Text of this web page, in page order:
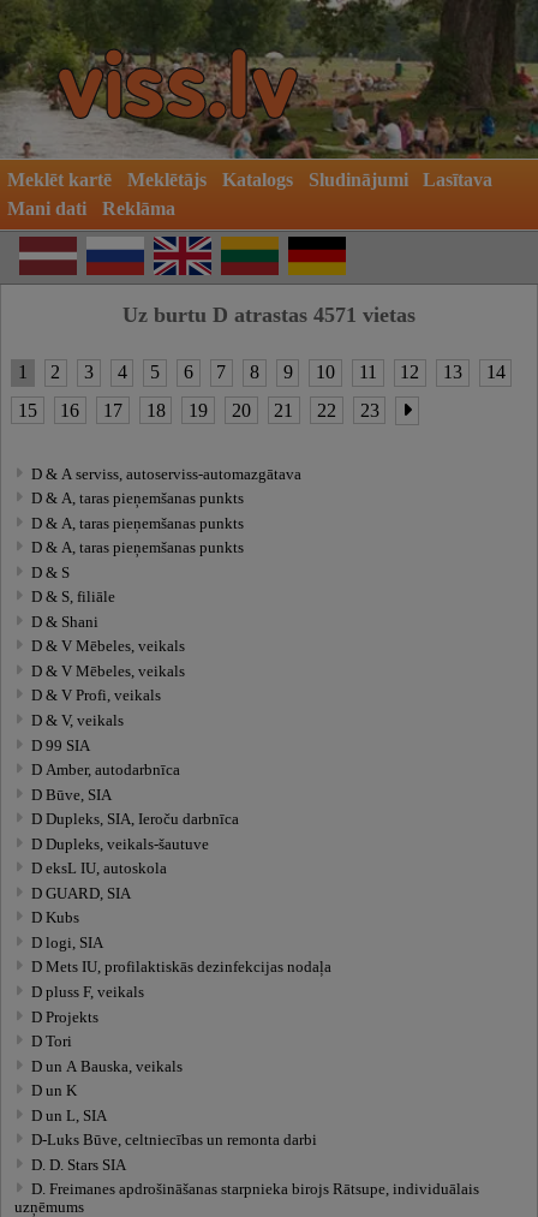
Meklēt kartē Meklētājs Katalogs Sludinājumi
Lasītava
Mani dati
Reklāma
Uz burtu D atrastas 4571 vietas
1 2 3 4 5 6 7 8 9 10 11 12 13
14
15
16 17 18 19 20 21 22 23
D & A serviss, autoserviss-automazgātava
D & A, taras pieņemšanas punkts
D & A, taras pieņemšanas punkts
D & A, taras pieņemšanas punkts
D & S
D & S, filiāle
D & Shani
D & V Mēbeles, veikals
D & V Mēbeles, veikals
D & V Profi, veikals
D & V, veikals
D 99 SIA
D Amber, autodarbnīca
D Būve, SIA
D Dupleks, SIA, Ieroču darbnīca
D Dupleks, veikals-šautuve
D eksL IU, autoskola
D GUARD, SIA
D Kubs
D logi, SIA
D Mets IU, profilaktiskās dezinfekcijas nodaļa
D pluss F, veikals
D Projekts
D Tori
D un A Bauska, veikals
D un K
D un L, SIA
D-Luks Būve, celtniecības un remonta darbi
D. D. Stars SIA
D. Freimanes apdrošināšanas starpnieka birojs Rātsupe, individuālais
uzņēmums